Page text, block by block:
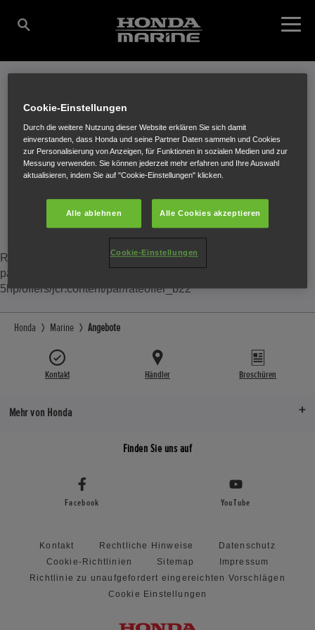
AKTUELLE ANGEBOTE
Für Sie entwickelt.
Reference error: Reference unknown: NonExistingResource,
path=/content/honda/de_at/marine/products/2-3-
5hp/offers/jcr:content/par/rateoffer_b22
Honda Marine Angebote
Kontakt Händler Broschüren
Mehr von Honda
Finden Sie uns auf
Facebook YouTube
Kontakt Rechtliche Hinweise
Datenschutz
Cookie-Richtlinien
Sitemap
Impressum
Richtlinie zu unaufgefordert eingereichten Vorschlägen
Cookie Einstellungen
Cookie-Einstellungen
Durch die weitere Nutzung dieser Website erklären Sie sich damit
einverstanden, dass Honda und seine Partner Daten sammeln und Cookies
zur Personalisierung von Anzeigen, für Funktionen in sozialen Medien und zur
Messung verwenden. Sie können jederzeit mehr erfahren und Ihre Auswahl
aktualisieren, indem Sie auf "Cookie-Einstellungen" klicken.
Alle ablehnen Alle Cookies akzeptieren
Cookie-Einstellungen